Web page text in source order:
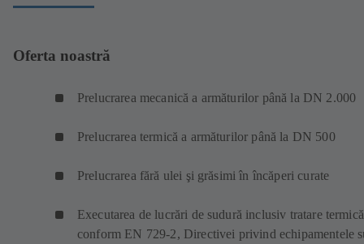
Oferta noastră
Prelucrarea mecanică a armăturilor până la DN 2.000
Prelucrarea termică a armăturilor până la DN 500
Prelucrarea fără ulei şi grăsimi în încăperi curate
Executarea de lucrări de sudură inclusiv tratare termică
conform EN 729-2, Directivei privind echipamentele